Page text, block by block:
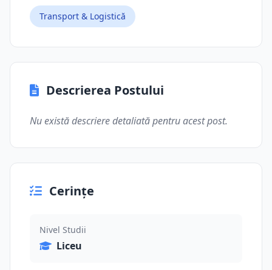
Transport & Logistică
Descrierea Postului
Nu există descriere detaliată pentru acest post.
Cerințe
Nivel Studii
Liceu